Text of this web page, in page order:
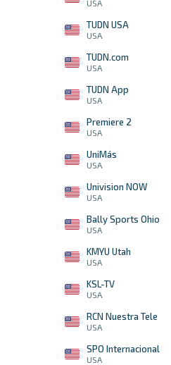
USA
TUDN USA
USA
TUDN.com
USA
TUDN App
USA
Premiere 2
USA
UniMás
USA
Univision NOW
USA
Bally Sports Ohio
USA
KMYU Utah
USA
KSL-TV
USA
RCN Nuestra Tele
USA
SPO Internacional
USA